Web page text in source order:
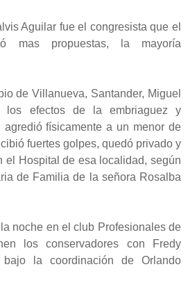
Aguilar fue el congresista que el
mas propuestas, la mayoría
de Villanueva, Santander, Miguel
los efectos de la embriaguez y
físicamente a un menor de
fuertes golpes, quedó privado y
el Hospital de esa localidad, según
de Familia de la señora Rosalba
noche en el club Profesionales de
los conservadores con Fredy
la coordinación de Orlando